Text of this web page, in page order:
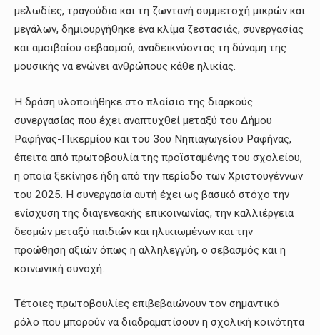
μελωδίες, τραγούδια και τη ζωντανή συμμετοχή μικρών και
μεγάλων, δημιουργήθηκε ένα κλίμα ζεστασιάς, συνεργασίας
και αμοιβαίου σεβασμού, αναδεικνύοντας τη δύναμη της
μουσικής να ενώνει ανθρώπους κάθε ηλικίας.
Η δράση υλοποιήθηκε στο πλαίσιο της διαρκούς
συνεργασίας που έχει αναπτυχθεί μεταξύ του Δήμου
Ραφήνας-Πικερμίου και του 3ου Νηπιαγωγείου Ραφήνας,
έπειτα από πρωτοβουλία της προϊσταμένης του σχολείου,
η οποία ξεκίνησε ήδη από την περίοδο των Χριστουγέννων
του 2025. Η συνεργασία αυτή έχει ως βασικό στόχο την
ενίσχυση της διαγενεακής επικοινωνίας, την καλλιέργεια
δεσμών μεταξύ παιδιών και ηλικιωμένων και την
προώθηση αξιών όπως η αλληλεγγύη, ο σεβασμός και η
κοινωνική συνοχή.
Τέτοιες πρωτοβουλίες επιβεβαιώνουν τον σημαντικό
ρόλο που μπορούν να διαδραματίσουν η σχολική κοινότητα